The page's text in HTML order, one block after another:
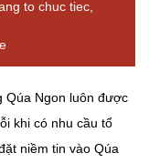
to chuc tiec,
Qúa Ngon luôn được
khi có nhu cầu tổ
niềm tin vào Qúa